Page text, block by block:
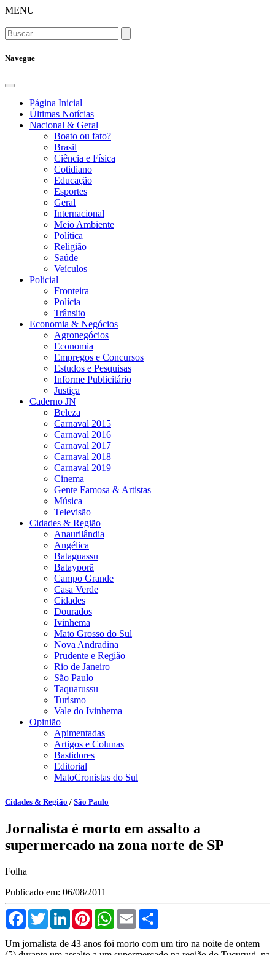
MENU
Navegue
Página Inicial
Últimas Notícias
Nacional & Geral
Boato ou fato?
Brasil
Ciência e Física
Cotidiano
Educação
Esportes
Geral
Internacional
Meio Ambiente
Política
Religião
Saúde
Veículos
Policial
Fronteira
Polícia
Trânsito
Economia & Negócios
Agronegócios
Economia
Empregos e Concursos
Estudos e Pesquisas
Informe Publicitário
Justiça
Caderno JN
Beleza
Carnaval 2015
Carnaval 2016
Carnaval 2017
Carnaval 2018
Carnaval 2019
Cinema
Gente Famosa & Artistas
Música
Televisão
Cidades & Região
Anaurilândia
Angélica
Bataguassu
Batayporã
Campo Grande
Casa Verde
Cidades
Dourados
Ivinhema
Mato Grosso do Sul
Nova Andradina
Prudente e Região
Rio de Janeiro
São Paulo
Taquarussu
Turismo
Vale do Ivinhema
Opinião
Apimentadas
Artigos e Colunas
Bastidores
Editorial
MatoCronistas do Sul
Cidades & Região / São Paulo
Jornalista é morto em assalto a
supermercado na zona norte de SP
Folha
Publicado em: 06/08/2011
FacebookTwitterLinkedInPinterestWhatsApp
Email
Um jornalista de 43 anos foi morto com um tiro na noite de ontem